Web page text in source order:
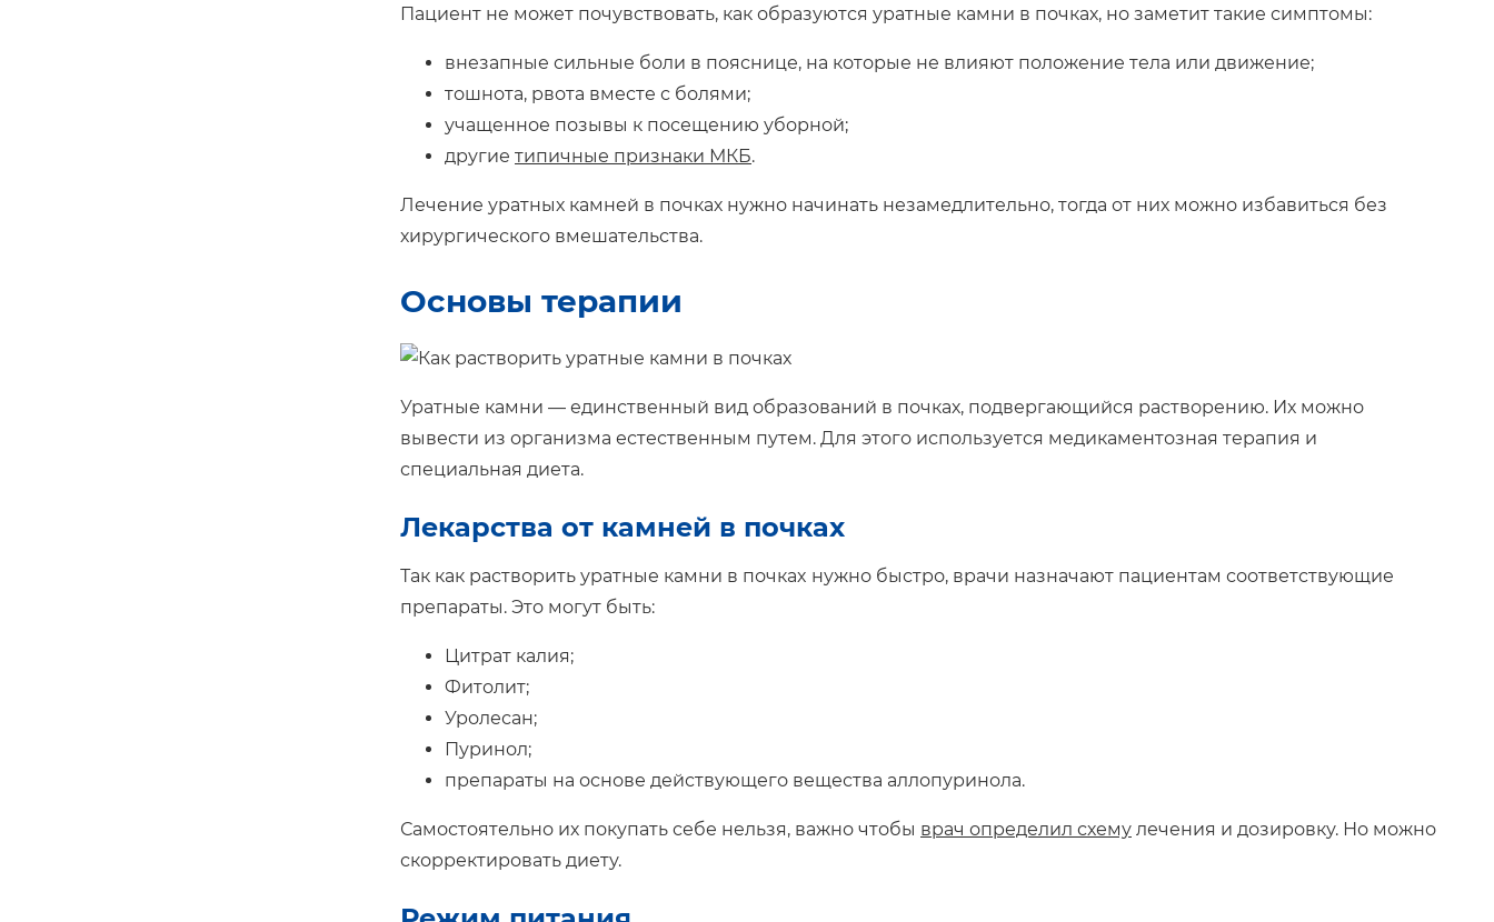
Пациент не может почувствовать, как образуются уратные камни в почках, но заметит такие симптомы:
внезапные сильные боли в пояснице, на которые не влияют положение тела или движение;
тошнота, рвота вместе с болями;
учащенное позывы к посещению уборной;
другие типичные признаки МКБ.
Лечение уратных камней в почках нужно начинать незамедлительно, тогда от них можно избавиться без
хирургического вмешательства.
Основы терапии
Уратные камни — единственный вид образований в почках, подвергающийся растворению. Их можно
вывести из организма естественным путем. Для этого используется медикаментозная терапия и
специальная диета.
Лекарства от камней в почках
Так как растворить уратные камни в почках нужно быстро, врачи назначают пациентам соответствующие
препараты. Это могут быть:
Цитрат калия;
Фитолит;
Уролесан;
Пуринол;
препараты на основе действующего вещества аллопуринола.
Самостоятельно их покупать себе нельзя, важно чтобы врач определил схему лечения и дозировку. Но можно
скорректировать диету.